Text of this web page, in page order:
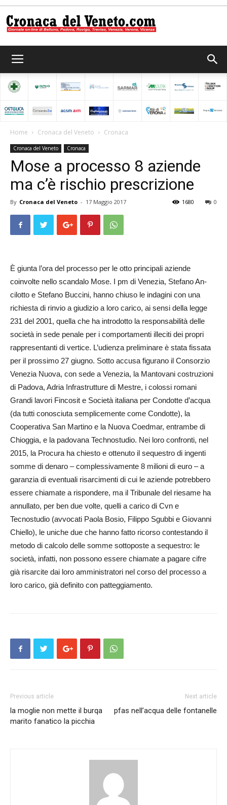
del
Home Cronaca del Veneto Cronaca
Cronaca del Veneto Cronaca
Mose a processo 8 aziende
ma c’è rischio prescrizione
By Cronaca del Veneto - 17 Maggio 2017 0
1680
È giunta l’ora del processo per le otto principali aziende
coinvolte nello scandalo Mose. I pm di Venezia, Stefa­no An­
cilotto e Stefano Buc­cini, hanno chiuso le indagini con una
richiesta di rinvio a giudizio a loro carico, ai sensi della legge
231 del 2001, quella che ha introdotto la responsabilità delle
società in sede penale per i comportamenti illeciti dei propri
rappresentanti di vertice. L’udienza preliminare è stata fissata
per il prossimo 27 giugno. Sotto accusa figurano il Consorzio
Venezia Nuova, con sede a Venezia, la Mantovani costruzioni
di Padova, Adria Infrastrutture di Mestre, i colossi romani
Grandi lavori Fincosit e Società italiana per Condotte d’acqua
(da tutti conosciuta semplicemente come Condotte), la
Cooperativa San Martino e la Nuova Coedmar, entrambe di
Chioggia, e la padovana Technostudio. Nei loro confronti, nel
2015, la Procura ha chiesto e ottenuto il sequestro di ingenti
somme di denaro – complessivamente 8 milioni di euro – a
garanzia di eventuali risarcimenti di cui le aziende potrebbero
essere chiamate a rispondere, ma il Tribunale del riesame ha
annullato, per ben due volte, quelli a carico di Cvn e
Tecnostudio (avvocati Paola Bosio, Filippo Sgubbi e Giovanni
Chiello), le uniche due che hanno fatto ricorso contestando il
metodo di calcolo delle somme sottoposte a sequestro: le
società, infatti, non possono essere chiamate a pagare cifre
già risarcite dai loro amministratori nel corso del processo a
loro carico, già definito con patteggiamento.
Previous article
la moglie non mette il burqa
marito fanatico la picchia
Next article
pfas nell’acqua delle fontanelle